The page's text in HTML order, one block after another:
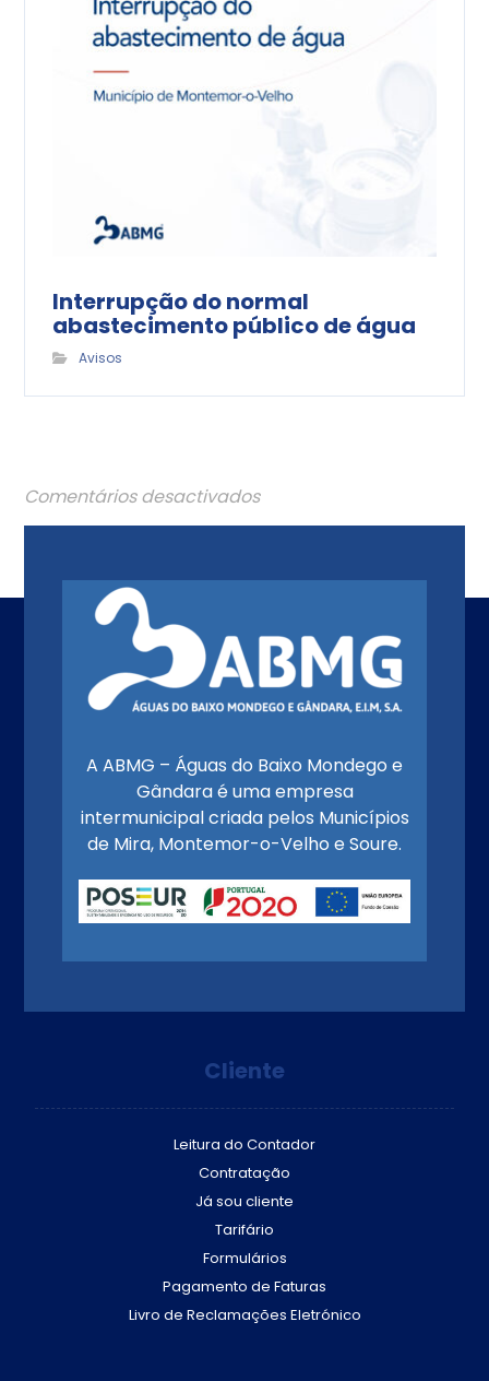
Interrupção do normal
abastecimento público de água
Avisos
Comentários desactivados
A ABMG – Águas do Baixo Mondego e
Gândara é uma empresa
intermunicipal criada pelos Municípios
de Mira, Montemor-o-Velho e Soure.
Cliente
Leitura do Contador
Contratação
Já sou cliente
Tarifário
Formulários
Pagamento de Faturas
Livro de Reclamações Eletrónico